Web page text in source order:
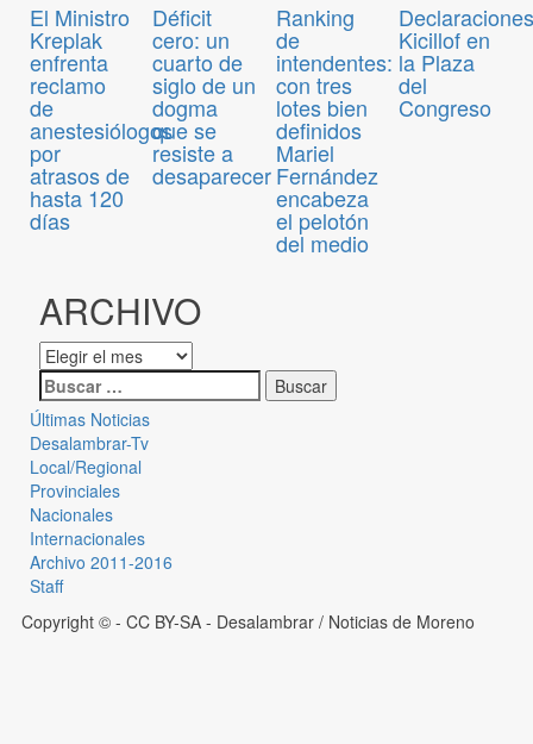
El Ministro
Kreplak
enfrenta
reclamo
de
anestesiólogos
por
atrasos de
hasta 120
días
Déficit
cero: un
cuarto de
siglo de un
dogma
que se
resiste a
desaparecer
Ranking
de
intendentes:
con tres
lotes bien
definidos
Mariel
Fernández
encabeza
el pelotón
del medio
Kicillof en
la Plaza
del
Congreso
ARCHIVO
Últimas Noticias
Desalambrar-Tv
Local/Regional
Provinciales
Nacionales
Internacionales
Archivo 2011-2016
Staff
Copyright © - CC BY-SA - Desalambrar / Noticias de Moreno